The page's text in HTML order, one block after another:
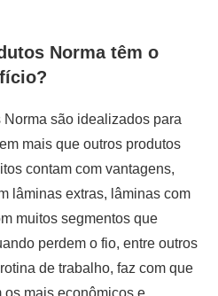
Norma têm o
são idealizados para
mais que outros produtos
contam com vantagens,
lâminas extras, lâminas com
muitos segmentos que
perdem o fio, entre outros
de trabalho, faz com que
os mais econômicos e